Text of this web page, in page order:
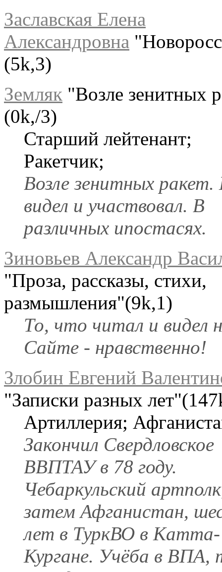
Заславская Елена
Александровна
(5k,3)
Земляк "Возле зенитных
(0k,/3)
Старший лейтенант;
Ракетчик;
Возле зенитных ракет.
видел и участвовал. В
различных ипостасях.
Зиновьев Александр
"Проза, рассказы, стихи,
размышления"(9k,1)
То, что читал и видел
Сайте - нравственно!
Злобин Евгений
"Записки разных
Артиллерия;
Закончил Свердловское
ВВПТАУ в 78 году.
Чебаркульский
затем Афганистан,
лет в ТуркВО в Катта-
Кургане. Учёба в ВПА,